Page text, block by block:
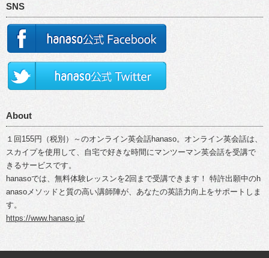
SNS
About
１回155円（税別）～のオンライン英会話hanaso。オンライン英会話は、
スカイプを使用して、自宅で好きな時間にマンツーマン英会話を受講で
きるサービスです。
hanasoでは、無料体験レッスンを2回まで受講できます！ 特許出願中のh
anasoメソッドと質の高い講師陣が、あなたの英語力向上をサポートしま
す。
https://www.hanaso.jp/